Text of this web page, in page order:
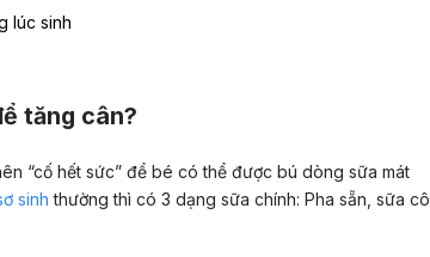
lúc sinh
tăng cân?
“cố hết sức” để bé có thể được bú dòng sữa mát
sinh thường thì có 3 dạng sữa chính: Pha sẵn, sữa cô